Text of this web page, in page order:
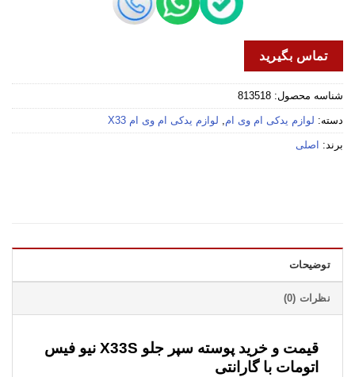
تماس بگیرید
شناسه محصول: 813518
دسته: لوازم یدکی ام وی ام, لوازم یدکی ام وی ام X33
برند: اصلی
توضیحات
نظرات (0)
قیمت و خرید پوسته سپر جلو X33S نیو فیس
اتومات با گارانتی